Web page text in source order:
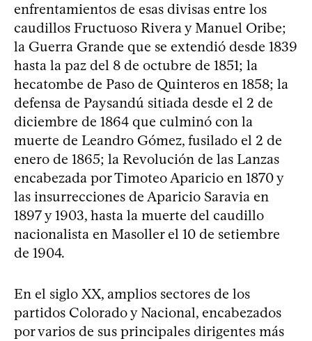
enfrentamientos de esas divisas entre los
caudillos Fructuoso Rivera y Manuel Oribe;
la Guerra Grande que se extendió desde 1839
hasta la paz del 8 de octubre de 1851; la
hecatombe de Paso de Quinteros en 1858; la
defensa de Paysandú sitiada desde el 2 de
diciembre de 1864 que culminó con la
muerte de Leandro Gómez, fusilado el 2 de
enero de 1865; la Revolución de las Lanzas
encabezada por Timoteo Aparicio en 1870 y
las insurrecciones de Aparicio Saravia en
1897 y 1903, hasta la muerte del caudillo
nacionalista en Masoller el 10 de setiembre
de 1904.
En el siglo XX, amplios sectores de los
partidos Colorado y Nacional, encabezados
por varios de sus principales dirigentes más